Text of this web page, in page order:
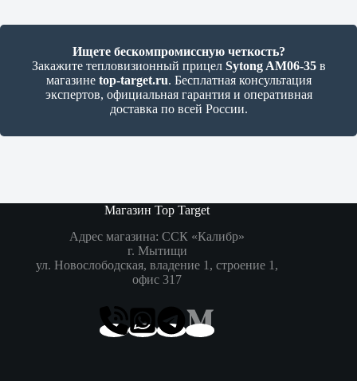
Ищете бескомпромиссную четкость?
Закажите тепловизионный прицел Sytong AM06-35в
магазине top-target.ru. Бесплатная консультация
экспертов, официальная гарантия и оперативная
доставка по всей России.
Магазин Top Target
Адрес магазина: ССК «Калибр»
г. Мытищи
ул. Новослободская, владение 1, строение 1,
офис 317